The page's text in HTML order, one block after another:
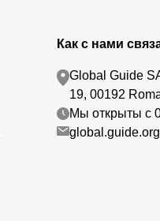
Как с нами
Global Guide
19, 00192
Мы открыты с